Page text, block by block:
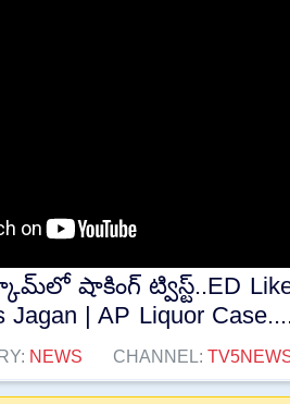
షాకింగ్ ట్విస్ట్..ED
Jagan | AP Liquor
NEWS CHANNEL: